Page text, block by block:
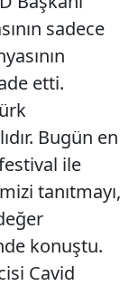
sadece
etti.
Bugün en
ile
tanıtmayı,
konuştu.
Cavid